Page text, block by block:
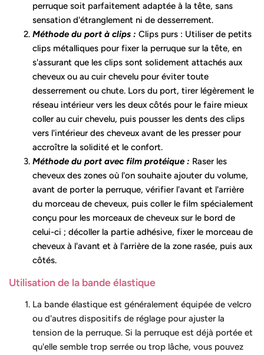
perruque soit parfaitement adaptée à la tête, sans
sensation d'étranglement ni de desserrement.
Méthode du port à clips : Clips purs : Utiliser de petits
clips métalliques pour fixer la perruque sur la tête, en
s'assurant que les clips sont solidement attachés aux
cheveux ou au cuir chevelu pour éviter toute
desserrement ou chute. Lors du port, tirer légèrement le
réseau intérieur vers les deux côtés pour le faire mieux
coller au cuir chevelu, puis pousser les dents des clips
vers l'intérieur des cheveux avant de les presser pour
accroître la solidité et le confort.
Méthode du port avec film protéique : Raser les
cheveux des zones où l'on souhaite ajouter du volume,
avant de porter la perruque, vérifier l'avant et l'arrière
du morceau de cheveux, puis coller le film spécialement
conçu pour les morceaux de cheveux sur le bord de
celui-ci ; décoller la partie adhésive, fixer le morceau de
cheveux à l'avant et à l'arrière de la zone rasée, puis aux
côtés.
Utilisation de la bande élastique
La bande élastique est généralement équipée de velcro
ou d'autres dispositifs de réglage pour ajuster la
tension de la perruque. Si la perruque est déjà portée et
qu'elle semble trop serrée ou trop lâche, vous pouvez